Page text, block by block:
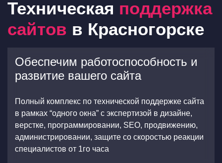
Техническая поддержка
сайтов в Красногорске
Обеспечим работоспособность и
развитие вашего сайта
Полный комплекс по технической поддержке сайта
в рамках “одного окна” с экспертизой в дизайне,
верстке, программировании, SEO, продвижению,
администрировании, защите со скоростью реакции
специалистов от 1го часа